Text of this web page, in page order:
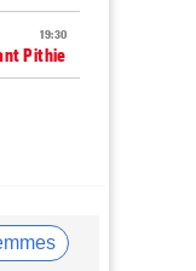
19:30
Pithie